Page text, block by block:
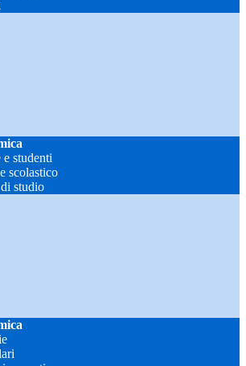
studenti
scolastico
studio